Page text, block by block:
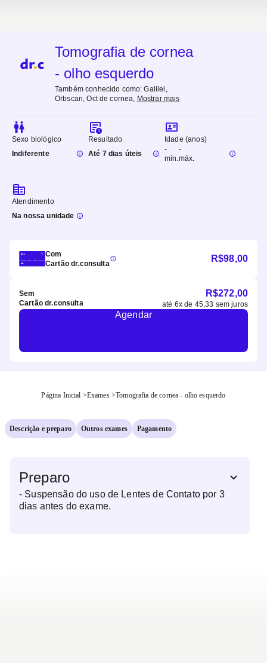
Tomografia de cornea
- olho esquerdo
Também conhecido como:Galilei,
Orbscan, Oct de cornea, Mostrar mais
Sexo biológico
Indiferente
Resultado
Até 7 dias úteis
Idade (anos)
-
mín.
-
máx.
Atendimento
Na nossa unidade
Com
Cartão dr.consulta
R$98,00
Sem
Cartão dr.consulta
R$272,00
até 6x de 45,33 sem juros
Agendar
Página Inicial >Exames >Tomografia de cornea - olho esquerdo
Descrição e preparo Outros exames Pagamento
Preparo
- Suspensão do uso de Lentes de Contato por 3
dias antes do exame.